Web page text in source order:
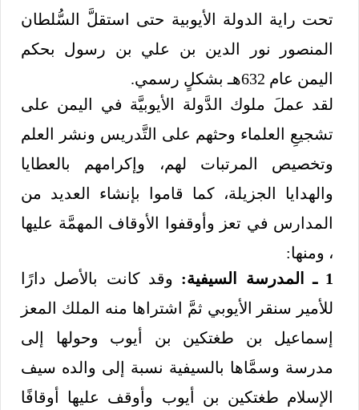
تحت راية الدولة الأيوبية حتى استقلَّ السُّلطان
المنصور نور الدين بن علي بن رسول بحكم
اليمن عام 632هـ بشكلٍ رسمي.
لقد عملَ ملوك الدَّولة الأيوبيَّة في اليمن على
تشجيعِ العلماء وحثهم على التَّدريس ونشر العلم
وتخصيص المرتبات لهم، وإكرامهم بالعطايا
والهدايا الجزيلة، كما قاموا بإنشاء العديد من
المدارس في تعز وأوقفوا الأوقاف المهمَّة عليها
، ومنها:
1 ـ المدرسة السيفية:
وقد كانت بالأصل دارًا
للأمير سنقر الأيوبي ثمَّ اشتراها منه الملك المعز
إسماعيل بن طغتكين بن أيوب وحولها إلى
مدرسة وسمَّاها بالسيفية نسبة إلى والده سيف
الإسلام طغتكين بن أيوب وأوقف عليها أوقافًا